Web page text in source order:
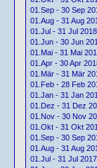
01.Sep - 30 Sep
01.Aug - 31 Aug
01.Jul - 31 Jul 2018
01.Jun - 30 Jun
01.Mai - 31 Mai
01.Apr - 30 Apr
01.Mär - 31 Mär
01.Feb - 28 Feb
01.Jan - 31 Jan
01.Dez - 31 Dez
01.Nov - 30 Nov
01.Okt - 31 Okt
01.Sep - 30 Sep
01.Aug - 31 Aug
01.Jul - 31 Jul 2017